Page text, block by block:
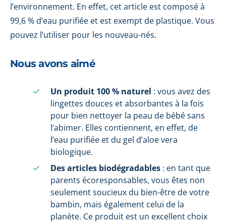
l’environnement. En effet, cet article est composé à
99,6 % d’eau purifiée et est exempt de plastique. Vous
pouvez l’utiliser pour les nouveau-nés.
Nous avons aimé
Un produit 100 % naturel : vous avez des
lingettes douces et absorbantes à la fois
pour bien nettoyer la peau de bébé sans
l’abimer. Elles contiennent, en effet, de
l’eau purifiée et du gel d’aloe vera
biologique.
Des articles biodégradables : en tant que
parents écoresponsables, vous êtes non
seulement soucieux du bien-être de votre
bambin, mais également celui de la
planète. Ce produit est un excellent choix